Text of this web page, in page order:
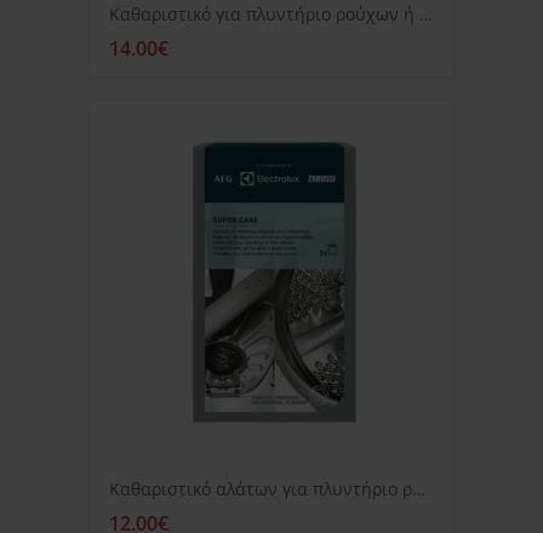
Καθαριστικό για πλυντήριο ρούχων ή πιάτων AEG Clean and Care
14.00€
Καθαριστικό αλάτων για πλυντήριο ρούχων ή πιάτων AEG
12.00€